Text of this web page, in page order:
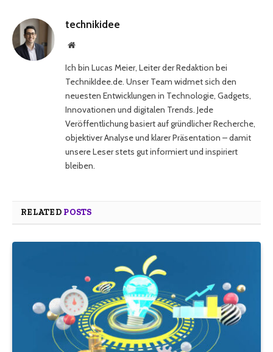
technikidee
Website
Ich bin Lucas Meier, Leiter der Redaktion bei
TechnikIdee.de. Unser Team widmet sich den
neuesten Entwicklungen in Technologie, Gadgets,
Innovationen und digitalen Trends. Jede
Veröffentlichung basiert auf gründlicher Recherche,
objektiver Analyse und klarer Präsentation – damit
unsere Leser stets gut informiert und inspiriert
bleiben.
RELATED POSTS